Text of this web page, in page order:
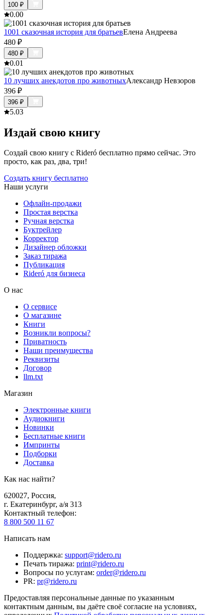
100 ₽
0.00
1001 сказочная история для братьевЕлена Андреева
480 ₽
480 ₽
0.01
10 лучших анекдотов про животныхАлександр Невзоров
396 ₽
396 ₽
5.03
Издай свою книгу
Создай свою книгу с Rideró бесплатно прямо сейчас. Это
просто, как раз, два, три!
Создать книгу бесплатно
Наши услуги
Офлайн-продажи
Простая верстка
Ручная верстка
Буктрейлер
Корректор
Дизайнер обложки
Заказ тиража
Публикация
Rideró для бизнеса
О нас
О сервисе
О магазине
Книги
Возникли вопросы?
Приватность
Наши преимущества
Реквизиты
Договор
llm.txt
Магазин
Электронные книги
Аудиокниги
Новинки
Бесплатные книги
Импринты
Подборки
Доставка
Как нас найти?
620027, Россия,
г. Екатеринбург, а/я 313
Контактный телефон:
8 800 500 11 67
Написать нам
Поддержка: support@ridero.ru
Печать тиража: print@ridero.ru
Вопросы по услугам: order@ridero.ru
PR: pr@ridero.ru
Предоставляя персональные данные по указанным
контактным данным, вы даёте своё согласие на условиях,